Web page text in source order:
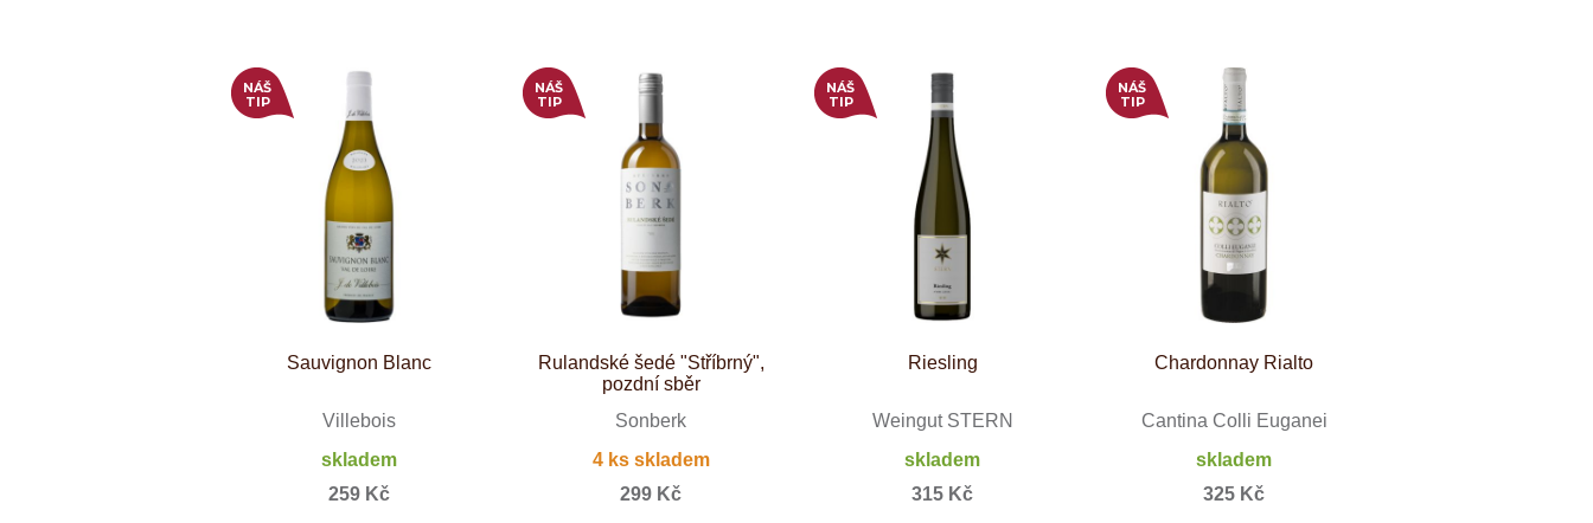
Verýsek
Vidal - Fleury
Villebois
Vina Olabarri
Vinařství rodiny Špalkovy
VINSELEKT Michlovský
Weingut HÜLS
Weingut STERN
Zlati Grič
NÁŠ
TIP
Sauvignon Blanc
Villebois
skladem
259 Kč
NÁŠ
TIP
Rulandské šedé "Stříbrný",
pozdní sběr
Sonberk
4 ks skladem
299 Kč
NÁŠ
TIP
Riesling
Weingut STERN
skladem
315 Kč
NÁŠ
TIP
Chardonnay Rialto
Cantina Colli Euganei
skladem
325 Kč